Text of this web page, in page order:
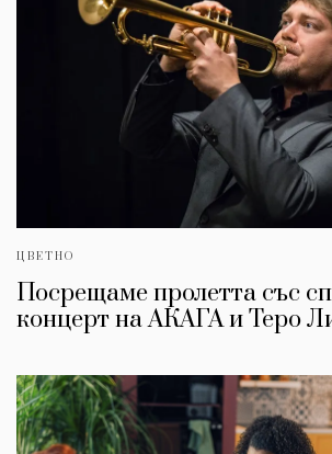
ЦВЕТНО
Посрещаме пролетта със
концерт на АКАГА и Теро